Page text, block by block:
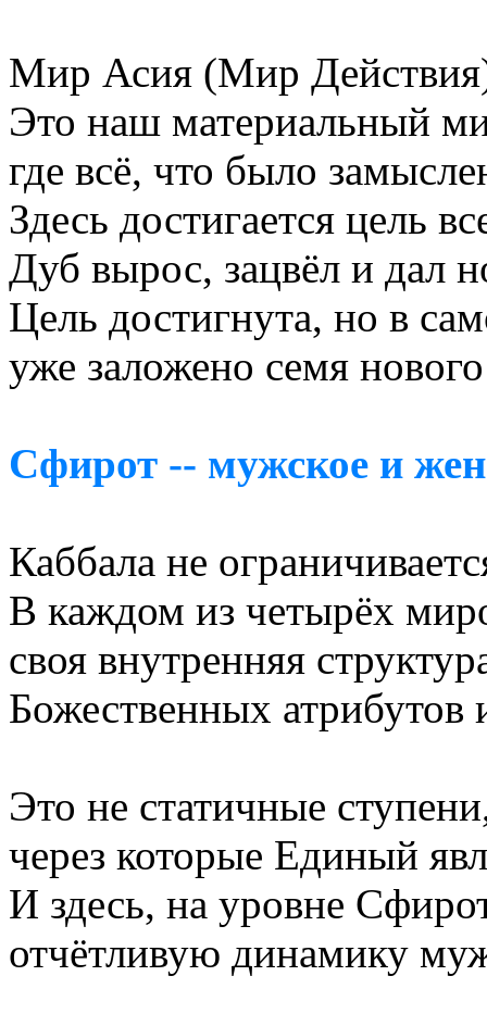
Мир Асия (Мир Действия)
Это наш материальный
где всё, что было
Здесь достигается цель
Дуб вырос, зацвёл и дал
Цель достигнута, но в
уже заложено семя
Сфирот -- мужское и
Каббала не
В каждом из четырёх
своя внутренняя
Божественных атрибутов
Это не статичные
через которые Единый
И здесь, на уровне
отчётливую динамику